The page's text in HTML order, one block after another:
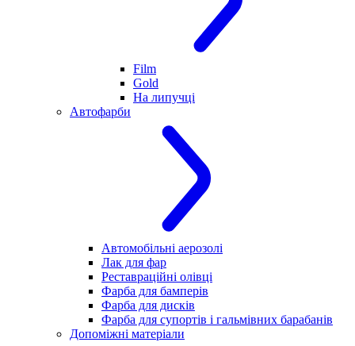
Film
Gold
На липучці
Автофарби
Автомобільні аерозолі
Лак для фар
Реставраційні олівці
Фарба для бамперів
Фарба для дисків
Фарба для супортів і гальмівних барабанів
Допоміжні матеріали